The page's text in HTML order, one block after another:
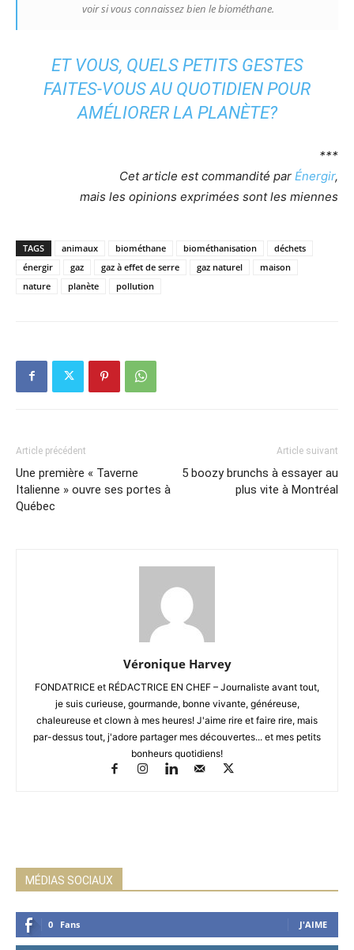
voir si vous connaissez bien le biométhane.
ET VOUS, QUELS PETITS GESTES
FAITES-VOUS AU QUOTIDIEN POUR
AMÉLIORER LA PLANÈTE?
***
Cet article est commandité par Énergir,
mais les opinions exprimées sont les miennes
TAGS animaux biométhane biométhanisation
déchets
énergir
gaz gaz à effet de serre gaz naturel
maison
nature
planète pollution
Article précédent
Une première « Taverne
Italienne » ouvre ses portes à
Québec
Article suivant
5 boozy brunchs à essayer au
plus vite à Montréal
Véronique Harvey
FONDATRICE et RÉDACTRICE EN CHEF – Journaliste avant tout,
je suis curieuse, gourmande, bonne vivante, généreuse,
chaleureuse et clown à mes heures! J'aime rire et faire rire, mais
par-dessus tout, j'adore partager mes découvertes... et mes petits
bonheurs quotidiens!
MÉDIAS SOCIAUX
0 Fans J'AIME